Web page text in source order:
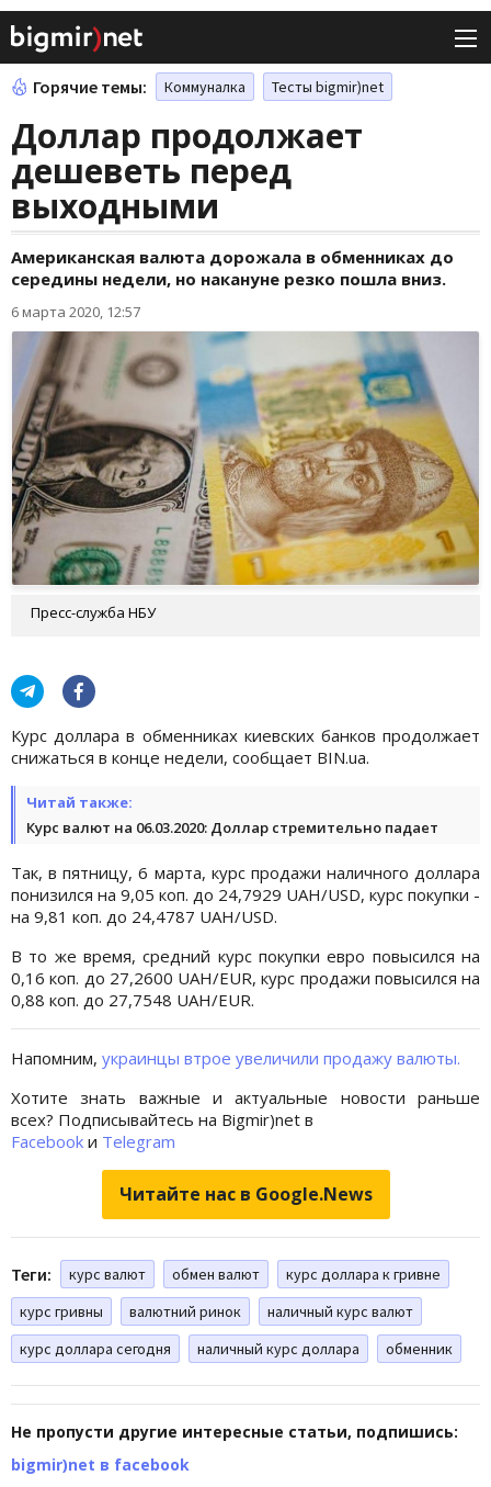
Горячие темы: Коммуналка Тесты bigmir)net
Доллар продолжает
дешеветь перед
выходными
Американская валюта дорожала в обменниках до
середины недели, но накануне резко пошла вниз.
6 марта 2020, 12:57
Пресс-служба НБУ
Курс доллара в обменниках киевских банков продолжает
снижаться в конце недели, сообщает BIN.ua.
Читай также:
Курс валют на 06.03.2020: Доллар стремительно падает
Так, в пятницу, 6 марта, курс продажи наличного доллара
понизился на 9,05 коп. до 24,7929 UAH/USD, курс покупки -
на 9,81 коп. до 24,4787 UAH/USD.
В то же время, средний курс покупки евро повысился на
0,16 коп. до 27,2600 UAH/EUR, курс продажи повысился на
0,88 коп. до 27,7548 UAH/EUR.
Напомним, украинцы втрое увеличили продажу валюты.
Хотите знать важные и актуальные новости раньше
всех? Подписывайтесь на Bigmir)net в
Facebook и Telegram
Читайте нас в Google.News
Теги: курс валют обмен валют
курс доллара к гривне
курс гривны
валютний ринок
наличный курс валют
курс доллара сегодня
наличный курс доллара обменник
Не пропусти другие интересные статьи, подпишись:
bigmir)net в facebook